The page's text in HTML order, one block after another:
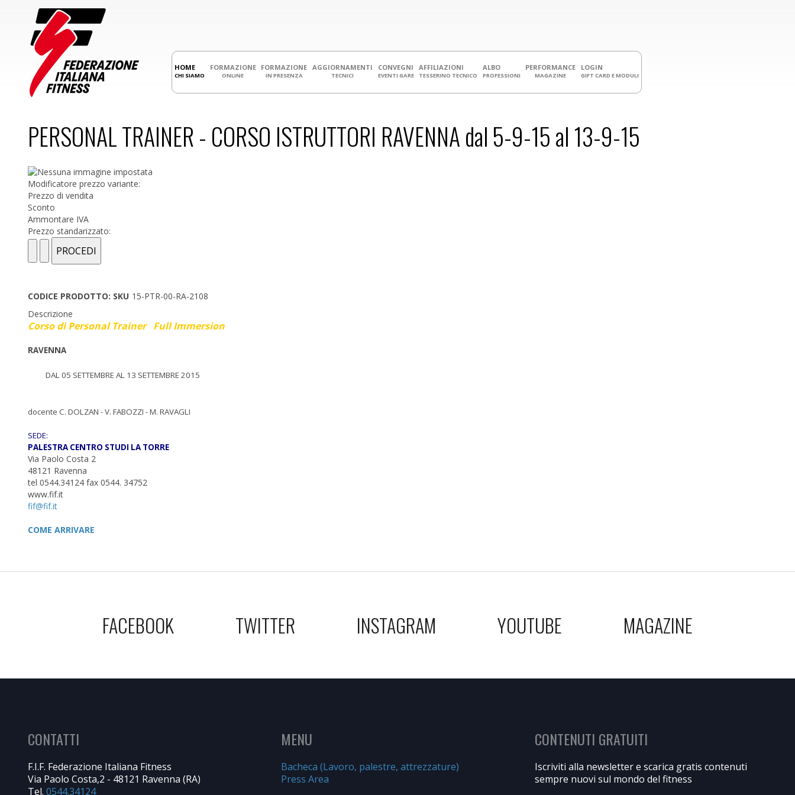
HOME
CHI SIAMO
FORMAZIONE
ONLINE
FORMAZIONE
IN PRESENZA
AGGIORNAMENTI
TECNICI
CONVEGNI
EVENTI GARE
AFFILIAZIONI
TESSERINO TECNICO
ALBO
PROFESSIONI
PERFORMANCE
MAGAZINE
LOGIN
GIFT CARD E MODULI
PERSONAL TRAINER - CORSO ISTRUTTORI RAVENNA dal 5-9-15 al 13-9-15
Modificatore prezzo variante:
Prezzo di vendita
Sconto
Ammontare IVA
Prezzo standarizzato:
CODICE PRODOTTO: SKU 15-PTR-00-RA-2108
Descrizione
Corso di Personal Trainer Full Immersion
RAVENNA
DAL 05 SETTEMBRE AL 13 SETTEMBRE 2015
docente C. DOLZAN - V. FABOZZI - M. RAVAGLI
SEDE:
PALESTRA CENTRO STUDI LA TORRE
Via Paolo Costa 2
48121 Ravenna
tel 0544.34124 fax 0544. 34752
www.fif.it
COME ARRIVARE
FACEBOOK TWITTER INSTAGRAM YOUTUBE MAGAZINE
CONTATTI
F.I.F. Federazione Italiana Fitness
Via Paolo Costa,2 - 48121 Ravenna (RA)
Tel. 0544.34124
MENU
Bacheca (Lavoro, palestre, attrezzature)
Press Area
CONTENUTI GRATUITI
Iscriviti alla newsletter e scarica gratis contenuti
sempre nuovi sul mondo del fitness